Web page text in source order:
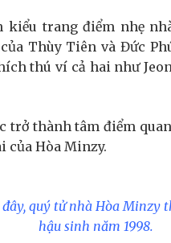
kiểu trang điểm nhẹ
Thùy Tiên và Đức
thú ví cả hai như
trở thành tâm điểm
của Hòa Minzy.
quý tử nhà Hòa Minzy
hậu sinh năm 1998.